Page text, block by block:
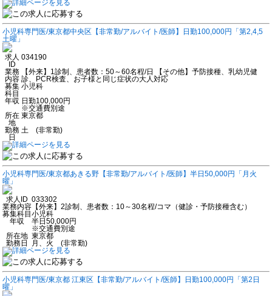
小児科専門医/東京都中央区【非常勤/アルバイト/医師】日勤100,000円「第2,4,5
土曜」
求人
ID
034190
業務
内容
【外来】1診制、患者数：50～60名程/日 【その他】予防接種、乳幼児健
診、PCR検査、お子様と同じ症状の大人対応
募集
科目
小児科
年収 日勤100,000円
※交通費別途
所在
地
東京都
勤務
日
土 (非常勤)
小児科専門医/東京都あきる野【非常勤/アルバイト/医師】半日50,000円「月火
曜」
求人ID 033302
業務内容 【外来】2診制、患者数：10～30名程/コマ（健診・予防接種含む）
募集科目小児科
年収
半日50,000円
※交通費別途
所在地 東京都
勤務日
月、火 (非常勤)
小児科専門医/東京都 江東区【非常勤/アルバイト/医師】日勤100,000円「第2日
曜」